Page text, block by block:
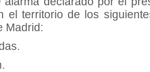
el territorio de los
Madrid: